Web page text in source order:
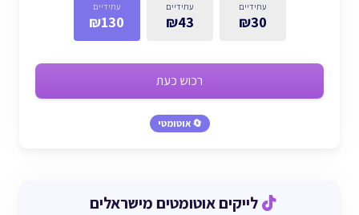
עתידיים
₪30
עתידיים
₪43
עתידיים
₪130
רכוש כעת
🔄 אוטומטי
לייקים אוטומטים מישראלים